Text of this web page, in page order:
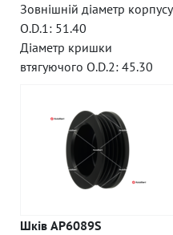
Зовнішній діаметр корпусу
O.D.1: 51.40
Діаметр кришки
втягуючого O.D.2: 45.30
Шків AP6089S